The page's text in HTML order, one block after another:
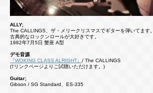
ALLY;
The CALLINGS、ザ・メリークリスマスでギターを弾いてます。
古典的なロックンロールが大好きです。
1982年7月5日 蟹座 A型
デモ音源
『WOKING CLASS ALRIGHT』 / The CALLINGS
(⇧リンクページよりご試聴いただけます。)
Guitar;
Gibson / SG Standard、ES-335